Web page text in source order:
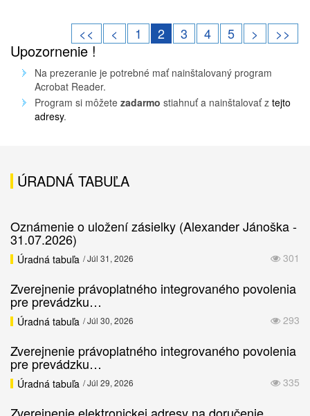
<< < 1 2 3 4 5 > >>
Upozornenie !
Na prezeranie je potrebné mať nainštalovaný program
Acrobat Reader.
Program si môžete zadarmo stiahnuť a nainštalovať z tejto
adresy.
ÚRADNÁ TABUĽA
Oznámenie o uložení zásielky (Alexander Jánoška -
31.07.2026)
301
Úradná tabuľa / Júl 31, 2026
Zverejnenie právoplatného integrovaného povolenia
pre prevádzku…
293
Úradná tabuľa / Júl 30, 2026
Zverejnenie právoplatného integrovaného povolenia
pre prevádzku…
335
Úradná tabuľa / Júl 29, 2026